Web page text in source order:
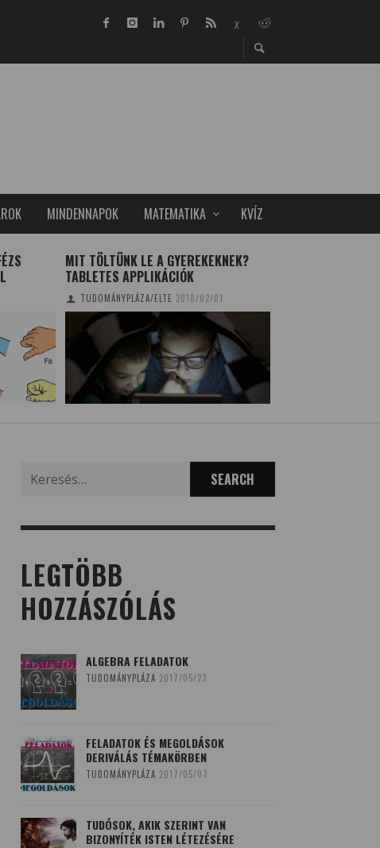
MINDENNAPOK MATEMATIKA KVÍZ
MIT TÖLTÜNK LE A GYEREKEKNEK?
TABLETES APPLIKÁCIÓK
TUDOMÁNYPLÁZA/ELTE 2018/02/01
for:
LEGTÖBB
HOZZÁSZÓLÁS
ALGEBRA FELADATOK
TUDOMÁNYPLÁZA 2017/05/23
FELADATOK ÉS MEGOLDÁSOK
DERIVÁLÁS TÉMAKÖRBEN
TUDOMÁNYPLÁZA 2017/05/07
TUDÓSOK, AKIK SZERINT VAN
BIZONYÍTÉK ISTEN LÉTEZÉSÉRE